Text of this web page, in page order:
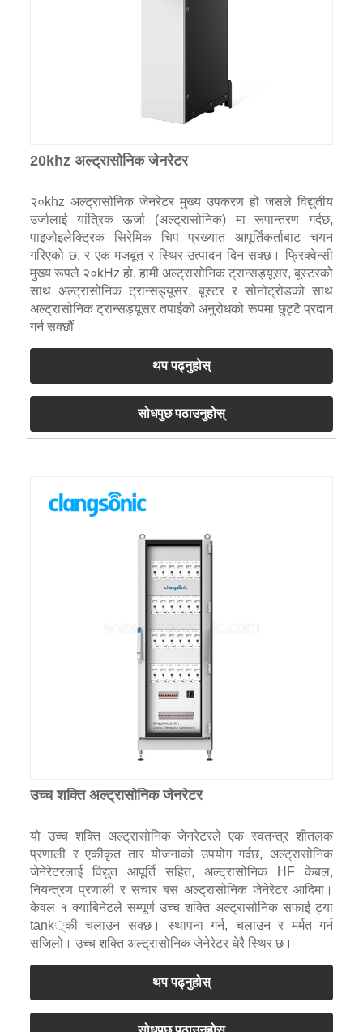
20khz अल्ट्रासोनिक जेनरेटर
२०khz अल्ट्रासोनिक जेनरेटर मुख्य उपकरण हो जसले विद्युतीय
उर्जालाई यांत्रिक ऊर्जा (अल्ट्रासोनिक) मा रूपान्तरण गर्दछ,
पाइजोइलेक्ट्रिक सिरेमिक चिप प्रख्यात आपूर्तिकर्ताबाट चयन
गरिएको छ, र एक मजबूत र स्थिर उत्पादन दिन सक्छ। फ्रिक्वेन्सी
मुख्य रूपले २०kHz हो, हामी अल्ट्रासोनिक ट्रान्सड्यूसर, बूस्टरको
साथ अल्ट्रासोनिक ट्रान्सड्यूसर, बूस्टर र सोनोट्रोडको साथ
अल्ट्रासोनिक ट्रान्सड्यूसर तपाईको अनुरोधको रूपमा छुट्टै प्रदान
गर्न सक्छौं।
थप पढ्नुहोस्
सोधपुछ पठाउनुहोस्
उच्च शक्ति अल्ट्रासोनिक जेनरेटर
यो उच्च शक्ति अल्ट्रासोनिक जेनरेटरले एक स्वतन्त्र शीतलक
प्रणाली र एकीकृत तार योजनाको उपयोग गर्दछ, अल्ट्रासोनिक
जेनेरेटरलाई विद्युत आपूर्ति सहित, अल्ट्रासोनिक HF केबल,
नियन्त्रण प्रणाली र संचार बस अल्ट्रासोनिक जेनेरेटर आदिमा।
केवल १ क्याबिनेटले सम्पूर्ण उच्च शक्ति अल्ट्रासोनिक सफाई ट्या
tank्की चलाउन सक्छ। स्थापना गर्न, चलाउन र मर्मत गर्न
सजिलो। उच्च शक्ति अल्ट्रासोनिक जेनेरेटर धेरै स्थिर छ।
थप पढ्नुहोस्